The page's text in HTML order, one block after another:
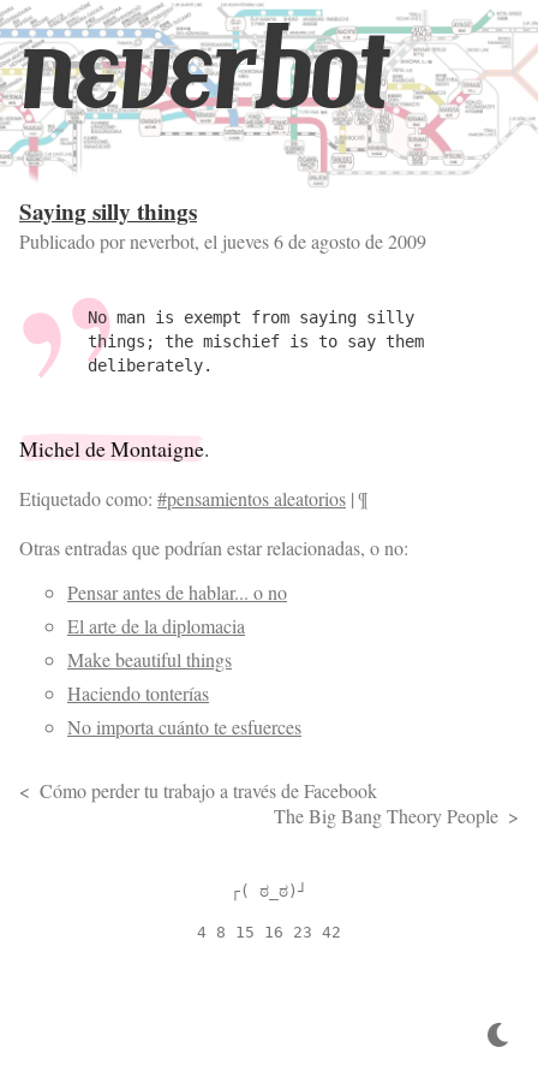
neverbot
Saying silly things
Publicado por neverbot, el jueves 6 de agosto de 2009
No man is exempt from saying silly
things; the mischief is to say them
deliberately.
Michel de Montaigne.
Etiquetado como: #pensamientos aleatorios |¶
Otras entradas que podrían estar relacionadas, o no:
Pensar antes de hablar... o no
El arte de la diplomacia
Make beautiful things
Haciendo tonterías
No importa cuánto te esfuerces
Cómo perder tu trabajo a través de Facebook
The Big Bang Theory People
┌( ಠ_ಠ)┘
4 8 15 16 23 42